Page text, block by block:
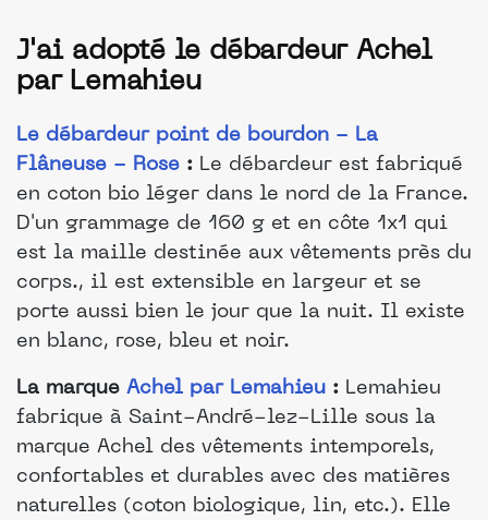
J'ai adopté le débardeur Achel
par Lemahieu
Le débardeur point de bourdon - La
Flâneuse - Rose : Le débardeur est fabriqué
en coton bio léger dans le nord de la France.
D'un grammage de 160 g et en côte 1x1 qui
est la maille destinée aux vêtements près du
corps., il est extensible en largeur et se
porte aussi bien le jour que la nuit. Il existe
en blanc, rose, bleu et noir.
La marque Achel par Lemahieu : Lemahieu
fabrique à Saint-André-lez-Lille sous la
marque Achel des vêtements intemporels,
confortables et durables avec des matières
naturelles (coton biologique, lin, etc.). Elle